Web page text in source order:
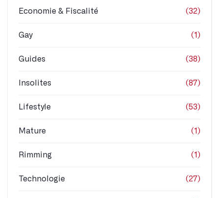
Economie & Fiscalité (32)
Gay (1)
Guides (38)
Insolites (87)
Lifestyle (53)
Mature (1)
Rimming (1)
Technologie (27)